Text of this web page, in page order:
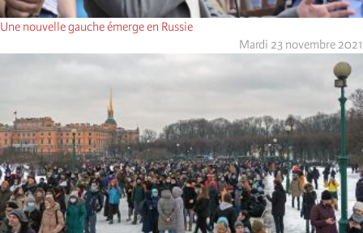
Une nouvelle gauche émerge en Russie
Mardi 23 novembre 2021